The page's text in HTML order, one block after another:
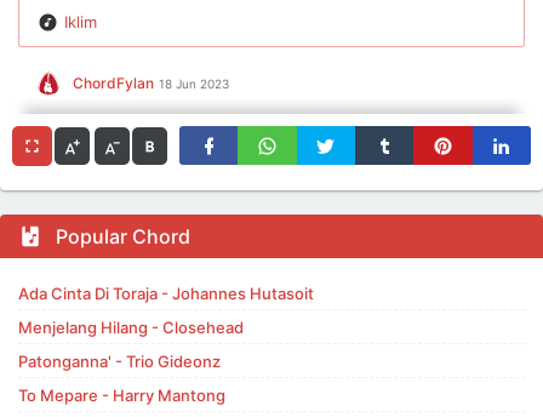
Iklim
ChordFylan 18 Jun 2023
Popular Chord
Ada Cinta Di Toraja - Johannes Hutasoit
Menjelang Hilang - Closehead
Patonganna' - Trio Gideonz
To Mepare - Harry Mantong